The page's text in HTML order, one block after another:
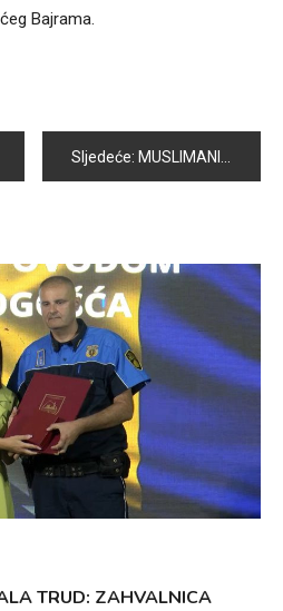
Bajrama.
Sljedeće: MUSLIMANI VEČERAS OBILJEŽAVAJU 27. NOĆ RAMAZANA POZNATIJU KAO LEJLETUL-KADR
TRUD: ZAHVALNICA